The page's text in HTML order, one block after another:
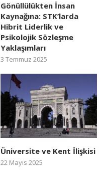
Gönüllülükten İnsan
Kaynağına: STK’larda
Hibrit Liderlik ve
Psikolojik Sözleşme
Yaklaşımları
3 Temmuz 2025
Üniversite ve Kent İlişkisi
22 Mayıs 2025